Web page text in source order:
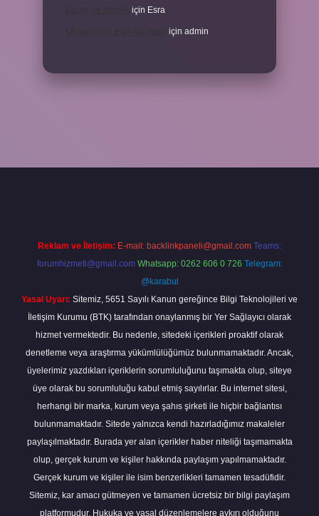
Erbah ne demek için Esra
için admin
Reklam ve İletişim: E-mail: backlinkpaneli@gmail.com Teams:
forumhizmeti@gmail.com Whatsapp: 0262 606 0 726 Telegram:
@karabul
Yasal Uyarı: Sitemiz, 5651 Sayılı Kanun gereğince Bilgi Teknolojileri ve
İletişim Kurumu (BTK) tarafından onaylanmış bir Yer Sağlayıcı olarak
hizmet vermektedir. Bu nedenle, sitedeki içerikleri proaktif olarak
denetleme veya araştırma yükümlülüğümüz bulunmamaktadır. Ancak,
üyelerimiz yazdıkları içeriklerin sorumluluğunu taşımakta olup, siteye
üye olarak bu sorumluluğu kabul etmiş sayılırlar. Bu internet sitesi,
herhangi bir marka, kurum veya şahıs şirketi ile hiçbir bağlantısı
bulunmamaktadır. Sitede yalnızca kendi hazırladığımız makaleler
paylaşılmaktadır. Burada yer alan içerikler haber niteliği taşımamakta
olup, gerçek kurum ve kişiler hakkında paylaşım yapılmamaktadır.
Gerçek kurum ve kişiler ile isim benzerlikleri tamamen tesadüfidir.
Sitemiz, kar amacı gütmeyen ve tamamen ücretsiz bir bilgi paylaşım
platformudur. Hukuka ve yasal düzenlemelere aykırı olduğunu